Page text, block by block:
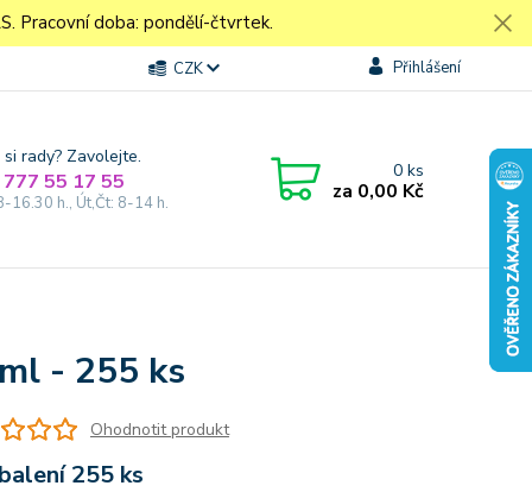
Pracovní doba: pondělí-čtvrtek.
CZK Přihlášení
rady? Zavolejte.
55 17 55
16.30 h., Út,Čt: 8-14 h.
0ks
za 0,00 Kč
- 255 ks
Ohodnotit produkt
255 ks